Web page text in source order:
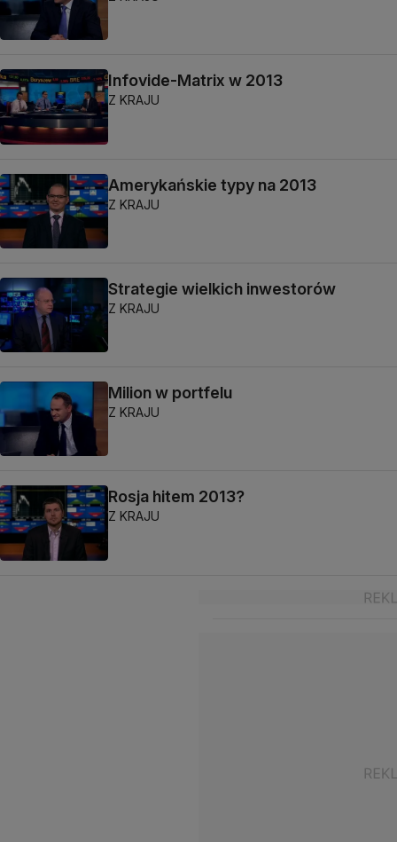
Infovide-Matrix w 2013
Z KRAJU
Amerykańskie typy na 2013
Z KRAJU
Strategie wielkich inwestorów
Z KRAJU
Milion w portfelu
Z KRAJU
Rosja hitem 2013?
Z KRAJU